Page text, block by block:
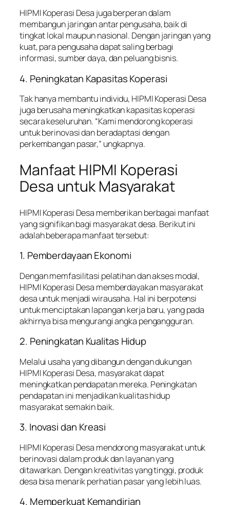
HIPMI Koperasi Desa juga berperan dalam
membangun jaringan antar pengusaha, baik di
tingkat lokal maupun nasional. Dengan jaringan yang
kuat, para pengusaha dapat saling berbagi
informasi, sumber daya, dan peluang bisnis.
4. Peningkatan Kapasitas Koperasi
Tak hanya membantu individu, HIPMI Koperasi Desa
juga berusaha meningkatkan kapasitas koperasi
secara keseluruhan. “Kami mendorong koperasi
untuk berinovasi dan beradaptasi dengan
perkembangan pasar,” ungkapnya.
Manfaat HIPMI Koperasi
Desa untuk Masyarakat
HIPMI Koperasi Desa memberikan berbagai manfaat
yang signifikan bagi masyarakat desa. Berikut ini
adalah beberapa manfaat tersebut:
1. Pemberdayaan Ekonomi
Dengan memfasilitasi pelatihan dan akses modal,
HIPMI Koperasi Desa memberdayakan masyarakat
desa untuk menjadi wirausaha. Hal ini berpotensi
untuk menciptakan lapangan kerja baru, yang pada
akhirnya bisa mengurangi angka pengangguran.
2. Peningkatan Kualitas Hidup
Melalui usaha yang dibangun dengan dukungan
HIPMI Koperasi Desa, masyarakat dapat
meningkatkan pendapatan mereka. Peningkatan
pendapatan ini menjadikan kualitas hidup
masyarakat semakin baik.
3. Inovasi dan Kreasi
HIPMI Koperasi Desa mendorong masyarakat untuk
berinovasi dalam produk dan layanan yang
ditawarkan. Dengan kreativitas yang tinggi, produk
desa bisa menarik perhatian pasar yang lebih luas.
4. Memperkuat Kemandirian